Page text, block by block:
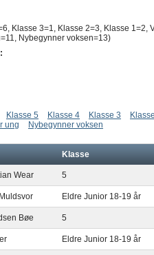
Klasse 3=1, Klasse 2=3, Klasse
Nybegynner voksen=13)
Klasse 5 Klasse 4 Klasse 3
ung Nybegynner voksen
Klasse
Wear 5
Eldre Junior 18-19 år
Bøe 5
Eldre Junior 18-19 år